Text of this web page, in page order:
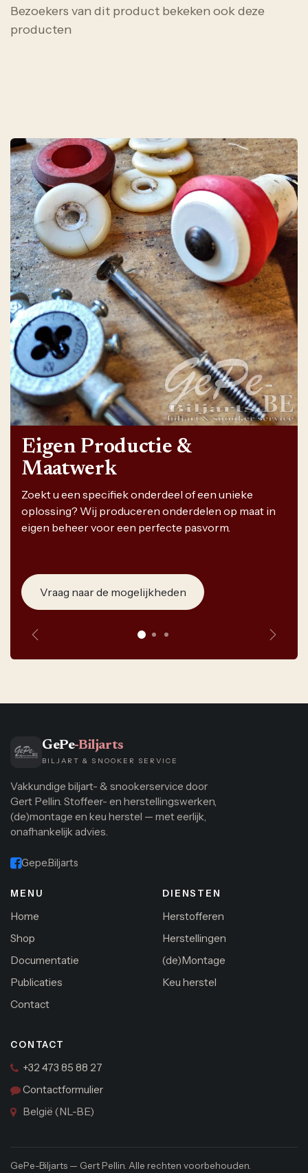
Bezoekers van dit product bekeken ook deze
producten
Eigen Productie &
Maatwerk
Zoekt u een specifiek onderdeel of een unieke
oplossing? Wij produceren onderdelen op maat in
eigen beheer voor een perfecte pasvorm.
Vraag naar de mogelijkheden
Vorige
GePe-Biljarts
BILJART & SNOOKER SERVICE
Vakkundige biljart- & snookerservice door
Gert Pellin. Stoffeer- en herstellingswerken,
(de)montage en keu herstel — met eerlijk,
onafhankelijk advies.
Gepe.Biljarts
MENU
Home
Shop
Documentatie
Publicaties
Contact
DIENSTEN
Herstofferen
Herstellingen
(de)Montage
Keu herstel
CONTACT
+32 473 85 88 27
Contactformulier
België (NL-BE)
GePe-Biljarts — Gert Pellin. Alle rechten voorbehouden.